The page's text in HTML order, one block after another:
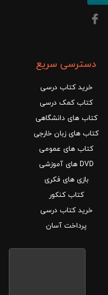
دسترسی سریع
خرید کتاب درسی
کتاب کمک درسی
کتاب های دانشگاهی
کتاب های زبان خارجی
کتاب های عمومی
DVD های آموزشی
بازی های فکری
کتاب کنکور
خرید کتاب درسی
پرداخت آسان